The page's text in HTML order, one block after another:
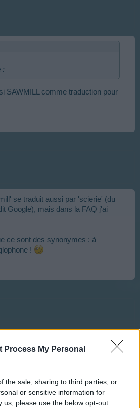
Process My Personal
the sale, sharing to third parties, or
or sensitive information for
us, please use the below opt-out
:
SAWMILL comme traduction pour
se traduit aussi par 'scierie' (du
Google), mais dans la FAQ j'ai
ce sont des synonymes : à
!
à Bois = Usine de Sciage = Scierie